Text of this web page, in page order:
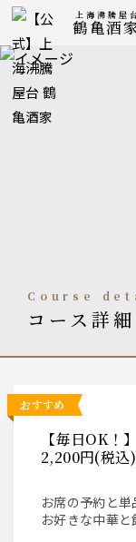
上海沸騰屋台
鶴亀酒
course
コース詳細
おすすめ
【毎日OK！】席予約+単品飲み放題 2時間
2,200円(税込)
お席の予約と
お好きな中華